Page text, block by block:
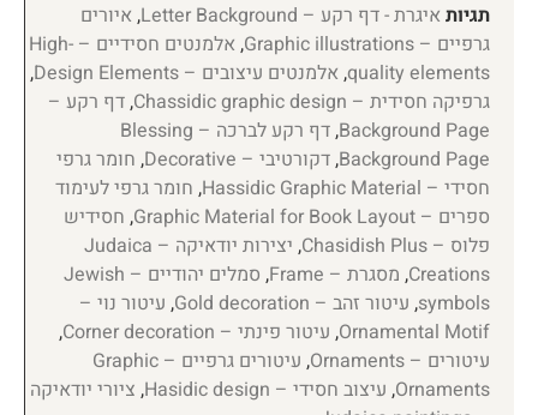
תגיות איגרת - דף רקע – Letter Background , איורים
גרפיים – Graphic illustrations
,
אלמנטים חסידיים – High-
quality elements
, אלמנטים עיצובים – Design Elements
,
גרפיקה חסידית – Chassidic graphic design
,דף רקע –
Background Page
,
דף רקע לברכה – Blessing
Background Page
,דקורטיבי – Decorative , חומר גרפי
חסידי – Hassidic Graphic Material
, חומר גרפי לעימוד
ספרים – Graphic Material for Book Layout
, חסידיש
פלוס – Chasidish Plus
,
יצירות יודאיקה – Judaica
Creations
, מסגרת – Frame ,
סמלים יהודיים – Jewish
symbols
, עיטור זהב – Gold decoration , עיטור נוי –
Ornamental Motif
, עיטור פינתי – Corner decoration
,
עיטורים – Ornaments
,
עיטורים גרפיים – Graphic
Ornaments
, עיצוב חסידי – Hasidic design , ציורי יודאיקה